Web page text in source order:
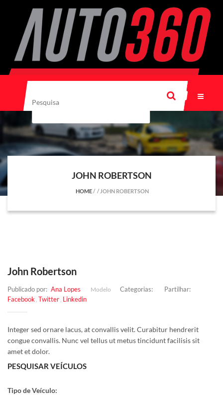
JOHN ROBERTSON
HOME/ / JOHN ROBERTSON
John Robertson
Publicado por: Ana Lopes Modelo Categorias:
Partilhar:
Facebook , Twitter , Linkedin
Integer sed ornare lacus, at convallis velit. Curabitur hendrerit
congue convallis. Nunc vel tellus ut metus tincidunt facilisis sit
amet et dolor.
PESQUISAR VEÍCULOS
Tipo de Veículo: